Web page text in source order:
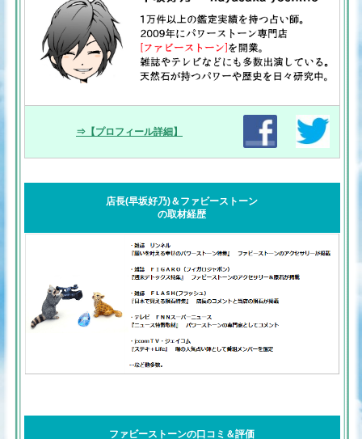
⇒【プロフィール詳細】
店長(早坂好乃)＆ファビーストーン
の取材経歴
ファビーストーンの口コミ＆評価